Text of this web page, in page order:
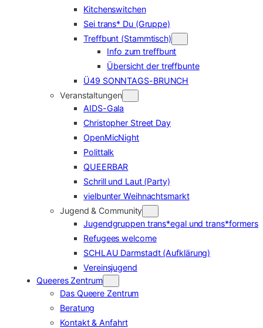
Kitchenswitchen
Sei trans* Du (Gruppe)
Treffbunt (Stammtisch)
Info zum treffbunt
Übersicht der treffbunte
Ü49 SONNTAGS-BRUNCH
Veranstaltungen
AIDS-Gala
Christopher Street Day
OpenMicNight
Polittalk
QUEERBAR
Schrill und Laut (Party)
vielbunter Weihnachtsmarkt
Jugend & Community
Jugendgruppen trans*egal und trans*formers
Refugees welcome
SCHLAU Darmstadt (Aufklärung)
Vereinsjugend
Queeres Zentrum
Das Queere Zentrum
Beratung
Kontakt & Anfahrt